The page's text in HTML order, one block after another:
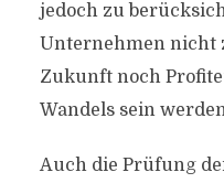
jedoch zu
Unternehmen nicht
Zukunft noch
Wandels sein
Auch die Prüfung